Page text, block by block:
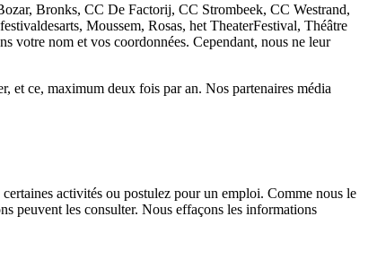
Bronks, CC De Factorij, CC Strombeek, CC Westrand,
Moussem, Rosas, het TheaterFestival, Théâtre
votre nom et vos coordonnées. Cependant, nous ne leur
et ce, maximum deux fois par an. Nos partenaires média
activités ou postulez pour un emploi. Comme nous le
peuvent les consulter. Nous effaçons les informations